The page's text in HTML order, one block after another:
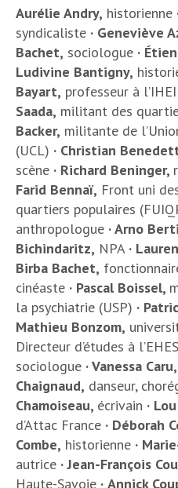
Aurélie Andry, historienne
syndicaliste · Geneviève
Bachet, sociologue ·
Ludivine Bantigny,
Bayart, professeur à
Saada, militant des
Backer, militante de
(UCL) · Christian
scène · Richard Beninger,
Farid Bennaï, Front uni
quartiers populaires
anthropologue · Arno
Bichindaritz, NPA ·
Birba Bachet,
cinéaste · Pascal Boissel,
la psychiatrie (USP) ·
Mathieu Bonzom,
Directeur d’études à
sociologue · Vanessa Caru,
Chaignaud, danseur,
Chamoiseau, écrivain ·
d’Attac France · Déborah
Combe, historienne ·
autrice ·Jean-François
Haute-Savoie · Annick